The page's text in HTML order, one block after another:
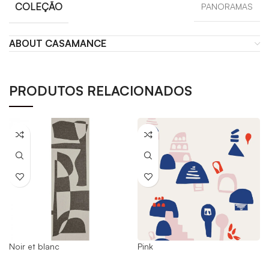
COLEÇÃO PANORAMAS
ABOUT CASAMANCE
PRODUTOS RELACIONADOS
Noir et blanc Pink